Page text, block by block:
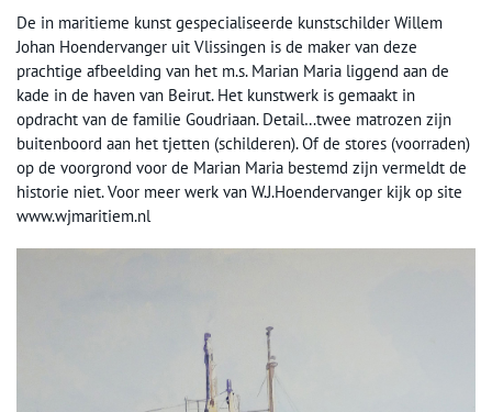
De in maritieme kunst gespecialiseerde kunstschilder Willem
Johan Hoendervanger uit Vlissingen is de maker van deze
prachtige afbeelding van het m.s. Marian Maria liggend aan de
kade in de haven van Beirut. Het kunstwerk is gemaakt in
opdracht van de familie Goudriaan. Detail…twee matrozen zijn
buitenboord aan het tjetten (schilderen). Of de stores (voorraden)
op de voorgrond voor de Marian Maria bestemd zijn vermeldt de
historie niet. Voor meer werk van W.J.Hoendervanger kijk op site
www.wjmaritiem.nl